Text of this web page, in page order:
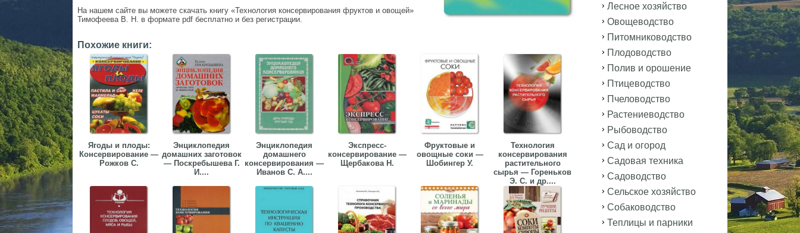
На нашем сайте вы можете скачать книгу «Технология консервирования фруктов и овощей»
Тимофеева В. Н. в формате pdf бесплатно и без регистрации.
Похожие книги:
Ягоды и плоды:
Консервирование —
Рожков С.
Энциклопедия
домашних заготовок
— Поскребышева Г.
И....
Энциклопедия
домашнего
консервирования —
Иванов С. А....
Экспресс-
консервирование —
Щербакова Н.
Фруктовые и
овощные соки —
Шобингер У.
Технология
консервирования
растительного
сырья — Гореньков
Э. С. и др....
Лесное хозяйство
Овощеводство
Питомниководство
Плодоводство
Полив и орошение
Птицеводство
Пчеловодство
Растениеводство
Рыбоводство
Сад и огород
Садовая техника
Садоводство
Сельское хозяйство
Собаководство
Теплицы и парники